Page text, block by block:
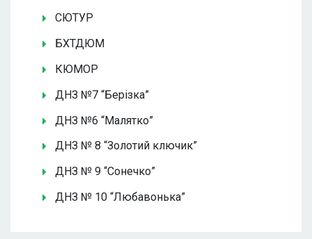
СЮТУР
БХТДЮМ
КЮМОР
ДНЗ №7 “Берізка”
ДНЗ №6 “Малятко”
ДНЗ № 8 “Золотий ключик”
ДНЗ № 9 “Сонечко”
ДНЗ № 10 “Любавонька”